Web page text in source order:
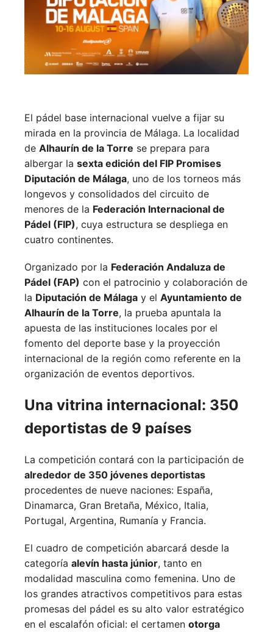
El pádel base internacional vuelve a fijar su
mirada en la provincia de Málaga. La localidad
de Alhaurín de la Torre se prepara para
albergar la sexta edición del FIP Promises
Diputación de Málaga, uno de los torneos más
longevos y consolidados del circuito de
menores de la Federación Internacional de
Pádel (FIP), cuya estructura se despliega en
cuatro continentes.
Organizado por la Federación Andaluza de
Pádel (FAP) con el patrocinio y colaboración de
la Diputación de Málaga y el Ayuntamiento de
Alhaurín de la Torre, la prueba apuntala la
apuesta de las instituciones locales por el
fomento del deporte base y la proyección
internacional de la región como referente en la
organización de eventos deportivos.
Una vitrina internacional: 350
deportistas de 9 países
La competición contará con la participación de
alrededor de 350 jóvenes deportistas
procedentes de nueve naciones: España,
Dinamarca, Gran Bretaña, México, Italia,
Portugal, Argentina, Rumanía y Francia.
El cuadro de competición abarcará desde la
categoría alevín hasta júnior, tanto en
modalidad masculina como femenina. Uno de
los grandes atractivos competitivos para estas
promesas del pádel es su alto valor estratégico
en el escalafón oficial: el certamen otorga